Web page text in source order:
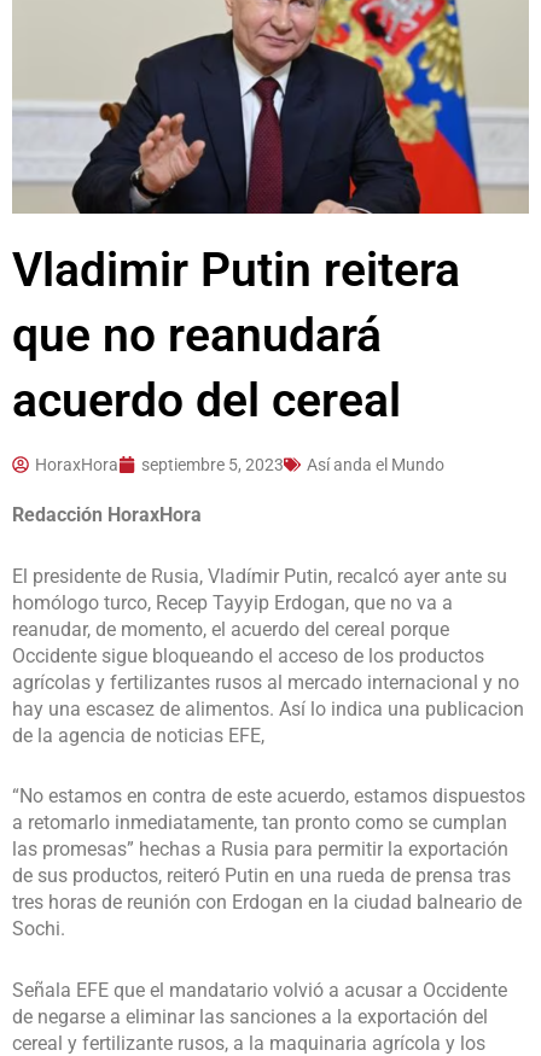
Vladimir Putin reitera
que no reanudará
acuerdo del cereal
HoraxHora septiembre 5, 2023 Así anda el Mundo
Redacción HoraxHora
El presidente de Rusia, Vladímir Putin, recalcó ayer ante su
homólogo turco, Recep Tayyip Erdogan, que no va a
reanudar, de momento, el acuerdo del cereal porque
Occidente sigue bloqueando el acceso de los productos
agrícolas y fertilizantes rusos al mercado internacional y no
hay una escasez de alimentos. Así lo indica una publicacion
de la agencia de noticias EFE,
“No estamos en contra de este acuerdo, estamos dispuestos
a retomarlo inmediatamente, tan pronto como se cumplan
las promesas” hechas a Rusia para permitir la exportación
de sus productos, reiteró Putin en una rueda de prensa tras
tres horas de reunión con Erdogan en la ciudad balneario de
Sochi.
Señala EFE que el mandatario volvió a acusar a Occidente
de negarse a eliminar las sanciones a la exportación del
cereal y fertilizante rusos, a la maquinaria agrícola y los